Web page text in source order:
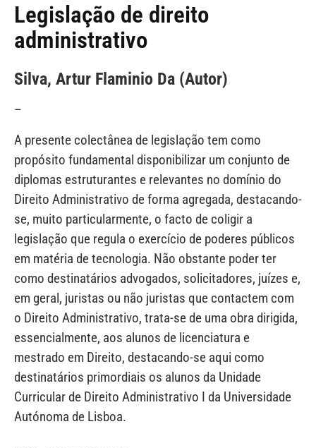
Legislação de direito
administrativo
Silva, Artur Flaminio Da (Autor)
–
A presente colectânea de legislação tem como
propósito fundamental disponibilizar um conjunto de
diplomas estruturantes e relevantes no domínio do
Direito Administrativo de forma agregada, destacando-
se, muito particularmente, o facto de coligir a
legislação que regula o exercício de poderes públicos
em matéria de tecnologia. Não obstante poder ter
como destinatários advogados, solicitadores, juízes e,
em geral, juristas ou não juristas que contactem com
o Direito Administrativo, trata-se de uma obra dirigida,
essencialmente, aos alunos de licenciatura e
mestrado em Direito, destacando-se aqui como
destinatários primordiais os alunos da Unidade
Curricular de Direito Administrativo I da Universidade
Autónoma de Lisboa.